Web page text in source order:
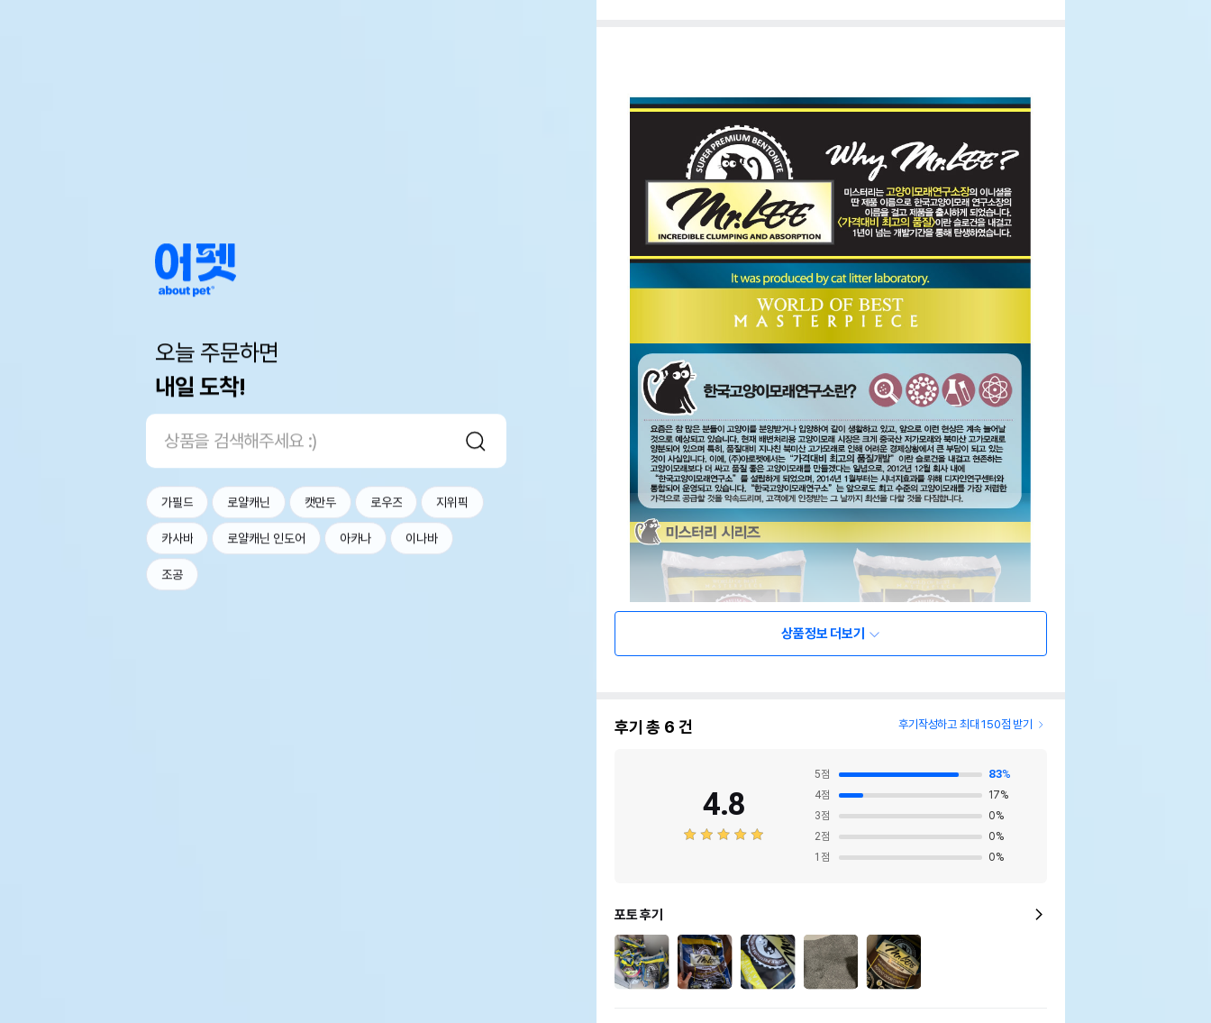
오늘 주문하면
내일 도착!
가필드 로얄캐닌 캣만두 로우즈 지위픽
카사바 로얄캐닌 인도어 아카나 이나바
조공
상품정보 더보기
후기 총 6 건 후기작성하고 최대 150점 받기
4.8
5점 83%
4점 17%
3점 0%
2점 0%
1 점 0%
포토 후기